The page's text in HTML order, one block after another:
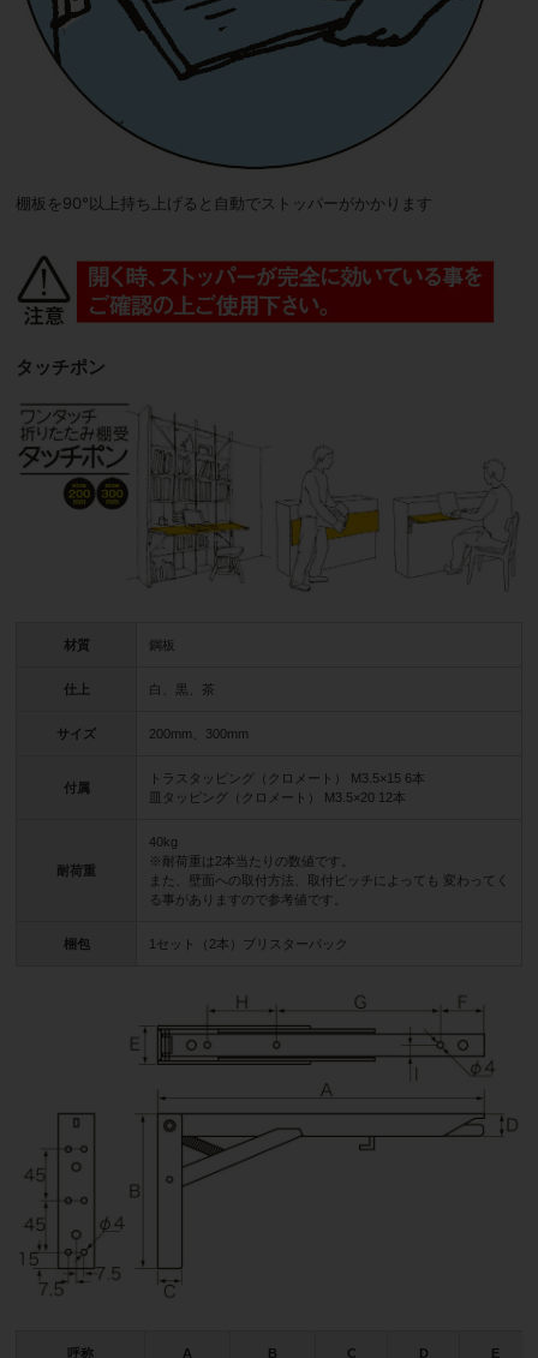
棚板を90°以上持ち上げると自動でストッパーがかかります
タッチポン
材質 鋼板
仕上 白、黒、茶
サイズ 200mm、300mm
付属
トラスタッピング（クロメート） M3.5×15 6本
皿タッピング（クロメート） M3.5×20 12本
耐荷重
40kg
※耐荷重は2本当たりの数値です。
また、壁面への取付方法、取付ピッチによっても 変わってく
る事がありますので参考値です。
梱包 1セット（2本）ブリスターパック
呼称 A B C D E